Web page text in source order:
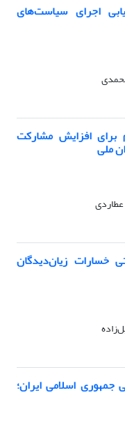
اجرای سیاست‌های
برای افزایش مشارکت
ملی
خسارات زیان‌دیدگان
اسلامی ایران؛